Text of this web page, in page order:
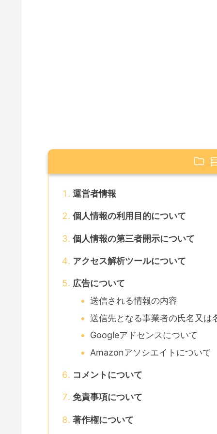
運営者情報
個人情報の利用目的について
個人情報の第三者開示について
アクセス解析ツールについて
広告について
送信される情報の内容
送信先となる事業者の氏名又は
Googleアドセンスについて
Amazonアソシエイトについて
コメントについて
免責事項について
著作権について